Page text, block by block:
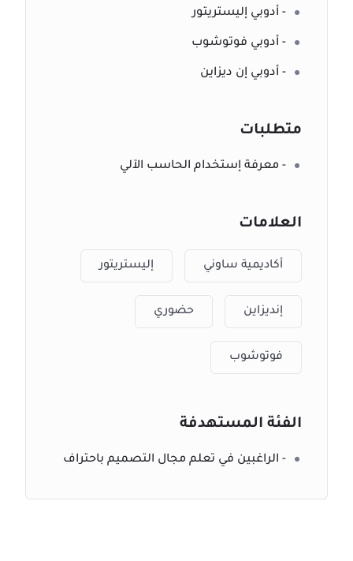
- أدوبي إليستريتور
- أدوبي فوتوشوب
- أدوبي إن ديزاين
متطلبات
- معرفة إستخدام الحاسب الآلي
العلامات
أكاديمية ساوني إليستريتور
إنديزاين حضوري
فوتوشوب
الفئة المستهدفة
- الراغبين في تعلم مجال التصميم باحتراف